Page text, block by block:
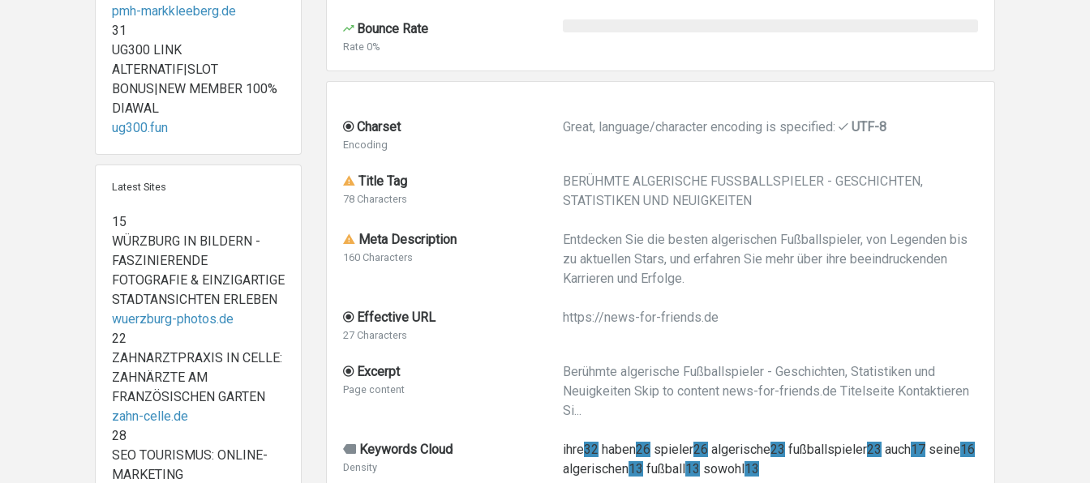
pmh-markkleeberg.de
31
UG300 LINK
ALTERNATIF|SLOT
BONUS|NEW MEMBER 100%
DIAWAL
ug300.fun
Latest Sites
15
WÜRZBURG IN BILDERN -
FASZINIERENDE
FOTOGRAFIE & EINZIGARTIGE
STADTANSICHTEN ERLEBEN
wuerzburg-photos.de
22
ZAHNARZTPRAXIS IN CELLE:
ZAHNÄRZTE AM
FRANZÖSISCHEN GARTEN
zahn-celle.de
28
SEO TOURISMUS: ONLINE-
MARKETING
Bounce Rate
Rate 0%
Charset
Encoding
Great, language/character encoding is specified: UTF-8
Title Tag
78 Characters
BERÜHMTE ALGERISCHE FUSSBALLSPIELER - GESCHICHTEN,
STATISTIKEN UND NEUIGKEITEN
Meta Description
160 Characters
Entdecken Sie die besten algerischen Fußballspieler, von Legenden bis
zu aktuellen Stars, und erfahren Sie mehr über ihre beeindruckenden
Karrieren und Erfolge.
Effective URL
27 Characters
https://news-for-friends.de
Excerpt
Page content
Berühmte algerische Fußballspieler - Geschichten, Statistiken und
Neuigkeiten Skip to content news-for-friends.de Titelseite Kontaktieren
Si...
Keywords Cloud
Density
ihre32 haben26 spieler26 algerische23 fußballspieler23 auch17 seine16
algerischen13 fußball13 sowohl13